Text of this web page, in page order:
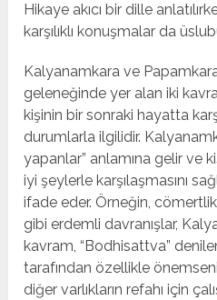
Hikaye akıcı bir dille
karşılıklı konuşmalar da
Kalyanamkara ve
geleneğinde yer alan iki
kişinin bir sonraki hayatta
durumlarla ilgilidir.
yapanlar” anlamına gelir ve
iyi şeylerle karşılaşmasını
ifade eder. Örneğin,
gibi erdemli davranışlar,
kavram, “Bodhisattva”
tarafından özellikle
diğer varlıkların refahı için